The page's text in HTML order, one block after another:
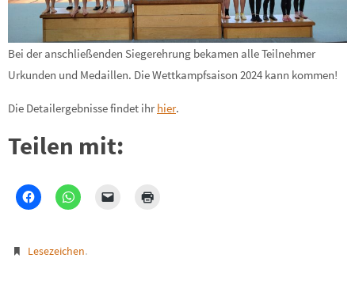
Bei der anschließenden Siegerehrung bekamen alle Teilnehmer
Urkunden und Medaillen. Die Wettkampfsaison 2024 kann kommen!
Die Detailergebnisse findet ihr hier.
Teilen mit:
Lesezeichen.